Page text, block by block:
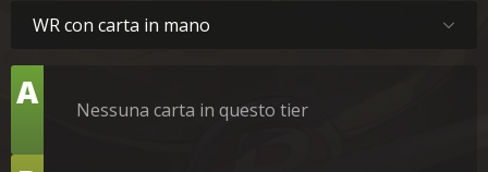
WR con carta in mano
Tier
A Nessuna carta in questo tier